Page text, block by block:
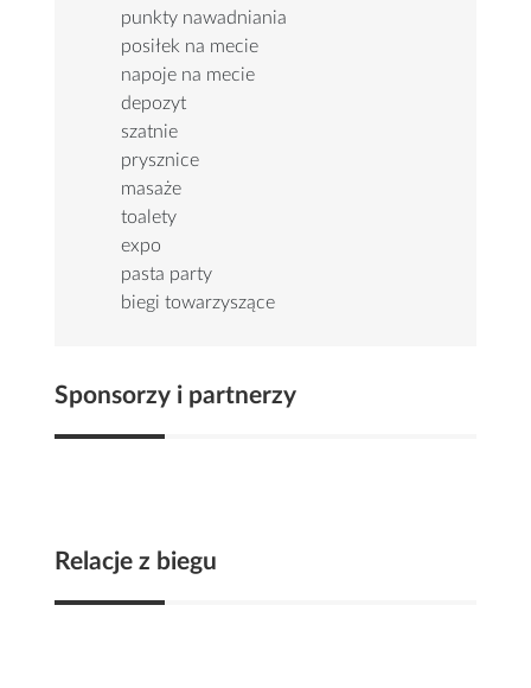
punkty nawadniania
posiłek na mecie
napoje na mecie
depozyt
szatnie
prysznice
masaże
toalety
expo
pasta party
biegi towarzyszące
Sponsorzy i partnerzy
Relacje z biegu